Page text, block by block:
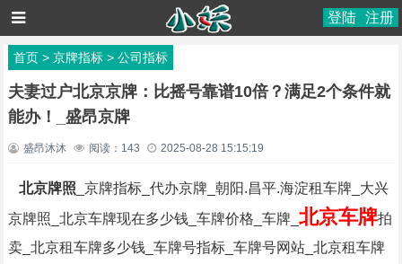
登陆 注册
首页> 京牌指标> 公司指标
夫妻过户北京京牌：比摇号靠谱10倍？满足2个条件就
能办！_盛昂京牌
盛昂沐沐 阅读： 143 2025-08-28 15:15:19
北京牌照 _京牌指标_代办京牌_朝阳.昌平.海淀租车牌_大兴
京牌照_北京车牌现在多少钱_车牌价格_车牌_ 北京车牌拍
卖_北京租车牌多少钱_车牌号指标_车牌号网站_北京租车牌